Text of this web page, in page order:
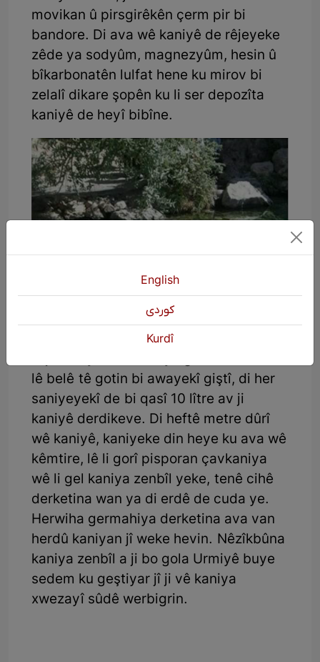
movikan û pirsgirêkên çerm pir bi
bandore. Di ava wê kaniyê de rêjeyeke
zêde ya sodyûm, magnezyûm, hesin û
bîkarbonatên lulfat hene ku mirov bi
zelalî dikare şopên ku li ser depozîta
kaniyê de heyî bibîne.
Derketina ava kaniya zenbîl ji ber
lê belê tê gotin bi awayekî giştî, di her
saniyeyekî de bi qasî 10 lître av ji
kaniyê derdikeve. Di heftê metre dûrî
wê kaniyê, kaniyeke din heye ku ava wê
kêmtire, lê li gorî pisporan çavkaniya
wê li gel kaniya zenbîl yeke, tenê cihê
derketina wan ya di erdê de cuda ye.
Herwiha germahiya derketina ava van
herdû kaniyan jî weke hevin. Nêzîkbûna
kaniya zenbîl a ji bo gola Urmiyê buye
sedem ku geştiyar jî ji vê kaniya
xwezayî sûdê werbigrin.
English
كوردی
Kurdî